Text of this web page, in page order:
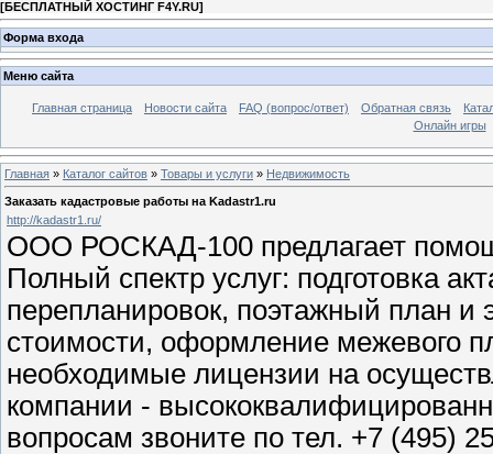
[БЕСПЛАТНЫЙ ХОСТИНГ F4Y.RU]
Форма входа
Меню сайта
Главная страница Новости сайта FAQ (вопрос/ответ) Обратная связь
Онлайн игры
Главная » Каталог сайтов » Товары и услуги » Недвижимость
Заказать кадастровые работы на Kadastr1.ru
http://kadastr1.ru/
ООО РОСКАД-100 предлагает
Полный спектр услуг: подготовка
перепланировок, поэтажный план и
стоимости, оформление межевого
необходимые лицензии на
компании -
вопросам звоните по тел. +7 (495)